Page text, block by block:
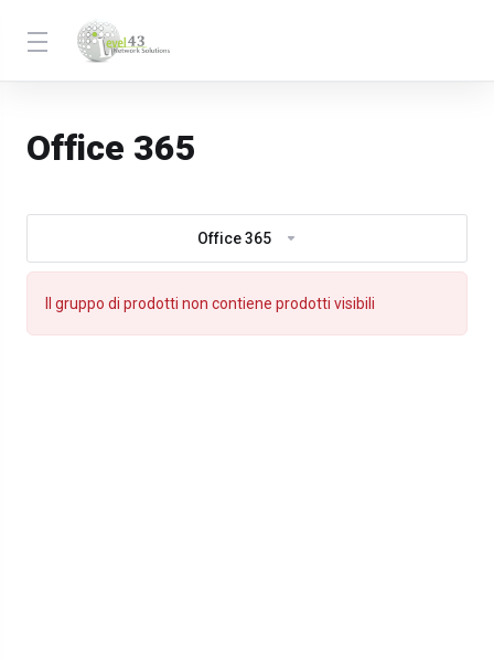
Office 365
Office 365
Il gruppo di prodotti non contiene prodotti visibili